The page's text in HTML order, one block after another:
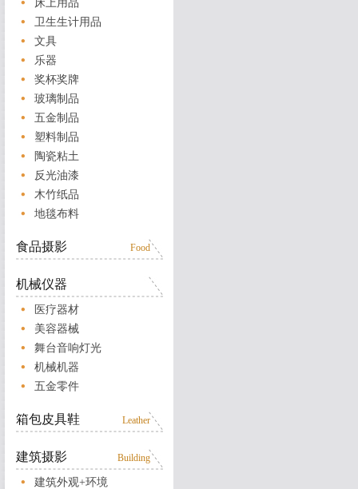
床上用品
卫生生计用品
文具
乐器
奖杯奖牌
玻璃制品
五金制品
塑料制品
陶瓷粘土
反光油漆
木竹纸品
地毯布料
食品摄影 Food
机械仪器
医疗器材
美容器械
舞台音响灯光
机械机器
五金零件
箱包皮具鞋 Leather
建筑摄影 Building
建筑外观+环境